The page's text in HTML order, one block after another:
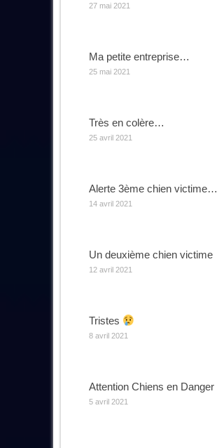
27 mai 2021
Ma petite entreprise…
25 mai 2021
Très en colère…
25 avril 2021
Alerte 3ème chien victime…
14 avril 2021
Un deuxième chien victime
12 avril 2021
Tristes
8 avril 2021
Attention Chiens en Danger
5 avril 2021